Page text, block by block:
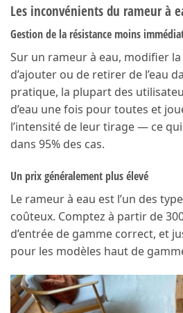
Les inconvénients du rameur à
Gestion de la résistance moins
Sur un rameur à eau, modifier
d’ajouter ou de retirer de l’eau
pratique, la plupart des
d’eau une fois pour toutes et
l’intensité de leur tirage — ce
dans 95% des cas.
Un prix généralement plus élevé
Le rameur à eau est l’un des
coûteux. Comptez à partir de
d’entrée de gamme correct, et
pour les modèles haut de